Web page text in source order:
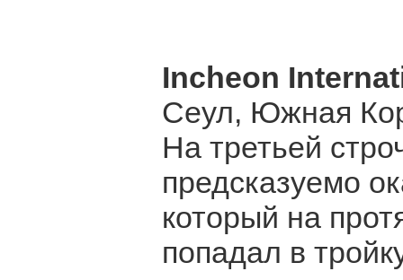
Incheon
Сеул, Южная
На третьей
предсказуемо
который на
попадал в